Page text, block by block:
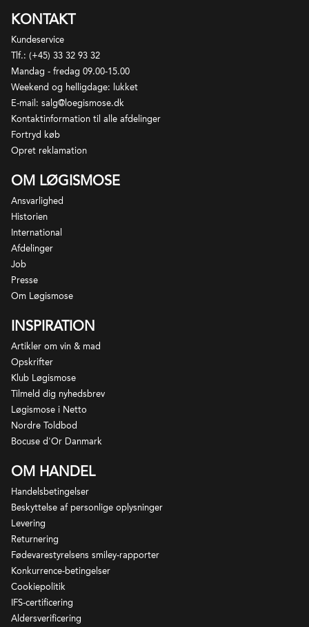
KONTAKT
Kundeservice
Tlf.: (+45) 33 32 93 32
Mandag - fredag 09.00-15.00
Weekend og helligdage: lukket
E-mail: salg@loegismose.dk
Kontaktinformation til alle afdelinger
Fortryd køb
Opret reklamation
OM LØGISMOSE
Ansvarlighed
Historien
International
Afdelinger
Job
Presse
Om Løgismose
INSPIRATION
Artikler om vin & mad
Opskrifter
Klub Løgismose
Tilmeld dig nyhedsbrev
Løgismose i Netto
Nordre Toldbod
Bocuse d'Or Danmark
OM HANDEL
Handelsbetingelser
Beskyttelse af personlige oplysninger
Levering
Returnering
Fødevarestyrelsens smiley-rapporter
Konkurrence-betingelser
Cookiepolitik
IFS-certificering
Aldersverificering